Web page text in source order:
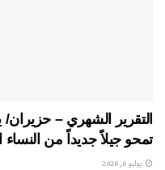
تمحو جيلاً جديداً من النساء
يوليو 6, 2026